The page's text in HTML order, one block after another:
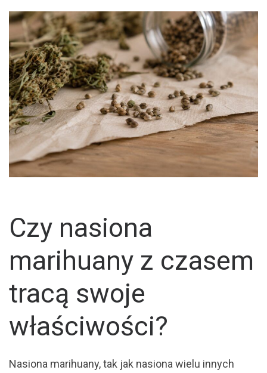
Czy nasiona
marihuany z czasem
tracą swoje
właściwości?
Nasiona marihuany, tak jak nasiona wielu innych